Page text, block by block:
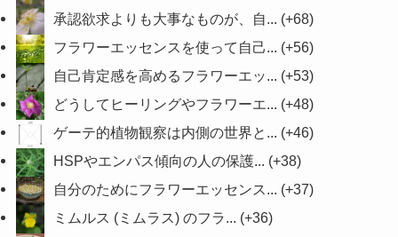
承認欲求よりも大事なものが、自... +68
フラワーエッセンスを使って自己... +56
自己肯定感を高めるフラワーエッ... +53
どうしてヒーリングやフラワーエ... +48
ゲーテ的植物観察は内側の世界と... +46
HSPやエンパス傾向の人の保護... +38
自分のためにフラワーエッセンス... +37
ミムルス (ミムラス) のフラ... +36